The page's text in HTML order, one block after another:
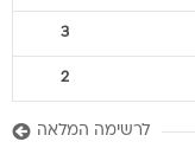
3
2
לרשימה המלאה